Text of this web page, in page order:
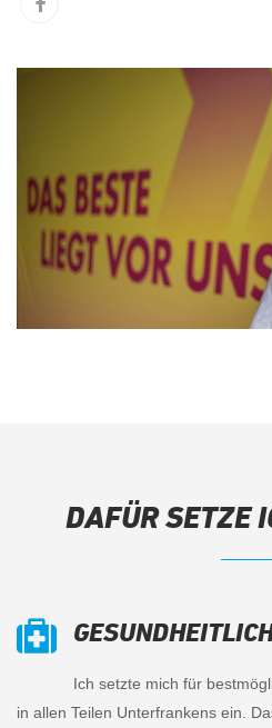
DAFÜR SETZE
Ich setzte mich für
in allen Teilen Unterfrankens ein.